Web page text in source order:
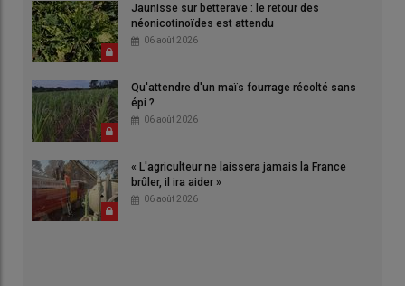
Jaunisse sur betterave : le retour des
néonicotinoïdes est attendu
06 août 2026
Qu'attendre d'un maïs fourrage récolté sans
épi ?
06 août 2026
« L'agriculteur ne laissera jamais la France
brûler, il ira aider »
06 août 2026